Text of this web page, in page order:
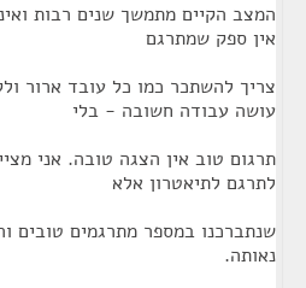
המצב הקיים מתמשך שנים רבות
אין ספק שמתרגם
צריך להשתכר כמו כל עובד ארור
עושה עבודה חשובה - בלי
תרגום טוב אין הצגה טובה. אני
לתרגם לתיאטרון אלא
שנתברכנו במספר מתרגמים טובים
נאותה.